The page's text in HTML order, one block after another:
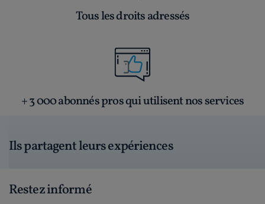
Tous les droits adressés
+ 3 000 abonnés pros qui utilisent nos services
Ils partagent leurs expériences
Restez informé